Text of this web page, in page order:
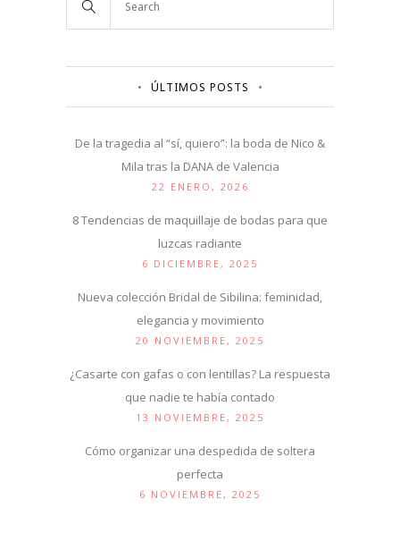
ÚLTIMOS POSTS
De la tragedia al “sí, quiero”: la boda de Nico &
Mila tras la DANA de Valencia
22 ENERO, 2026
8 Tendencias de maquillaje de bodas para que
luzcas radiante
6 DICIEMBRE, 2025
Nueva colección Bridal de Sibilina: feminidad,
elegancia y movimiento
20 NOVIEMBRE, 2025
¿Casarte con gafas o con lentillas? La respuesta
que nadie te había contado
13 NOVIEMBRE, 2025
Cómo organizar una despedida de soltera
perfecta
6 NOVIEMBRE, 2025